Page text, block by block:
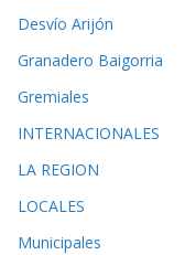
Desvío Arijón
Granadero Baigorria
Gremiales
INTERNACIONALES
LA REGION
LOCALES
Municipales